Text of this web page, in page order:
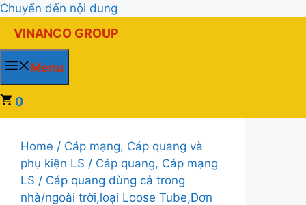
Chuyển đến nội dung
VINANCO GROUP
Menu
0
Home / Cáp mạng, Cáp quang và
phụ kiện LS / Cáp quang, Cáp mạng
LS / Cáp quang dùng cả trong
nhà/ngoài trời,loại Loose Tube,Đơn